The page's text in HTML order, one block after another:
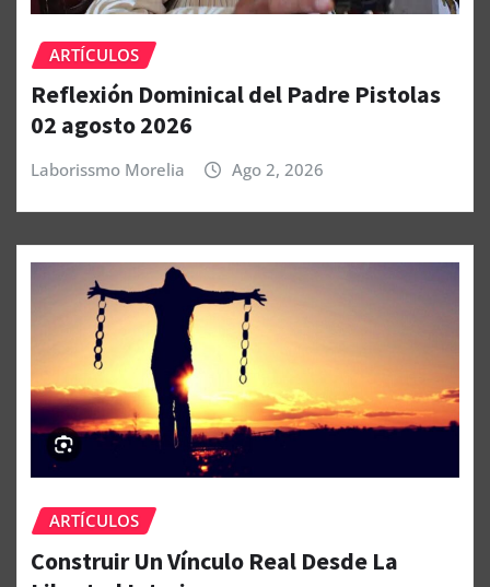
ARTÍCULOS
Reflexión Dominical del Padre Pistolas
02 agosto 2026
Laborissmo Morelia Ago 2, 2026
ARTÍCULOS
Construir Un Vínculo Real Desde La